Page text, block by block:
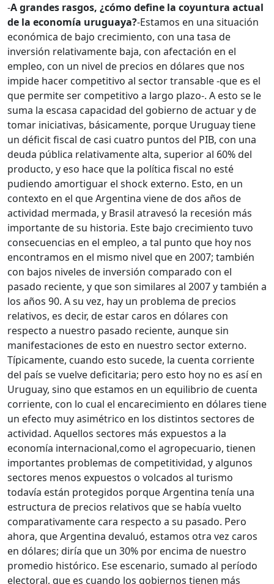
-A grandes rasgos, ¿cómo define la coyuntura actual
de la economía uruguaya?-Estamos en una situación
económica de bajo crecimiento, con una tasa de
inversión relativamente baja, con afectación en el
empleo, con un nivel de precios en dólares que nos
impide hacer competitivo al sector transable -que es el
que permite ser competitivo a largo plazo-. A esto se le
suma la escasa capacidad del gobierno de actuar y de
tomar iniciativas, básicamente, porque Uruguay tiene
un déficit fiscal de casi cuatro puntos del PIB, con una
deuda pública relativamente alta, superior al 60% del
producto, y eso hace que la política fiscal no esté
pudiendo amortiguar el shock externo. Esto, en un
contexto en el que Argentina viene de dos años de
actividad mermada, y Brasil atravesó la recesión más
importante de su historia. Este bajo crecimiento tuvo
consecuencias en el empleo, a tal punto que hoy nos
encontramos en el mismo nivel que en 2007; también
con bajos niveles de inversión comparado con el
pasado reciente, y que son similares al 2007 y también a
los años 90. A su vez, hay un problema de precios
relativos, es decir, de estar caros en dólares con
respecto a nuestro pasado reciente, aunque sin
manifestaciones de esto en nuestro sector externo.
Típicamente, cuando esto sucede, la cuenta corriente
del país se vuelve deficitaria; pero esto hoy no es así en
Uruguay, sino que estamos en un equilibrio de cuenta
corriente, con lo cual el encarecimiento en dólares tiene
un efecto muy asimétrico en los distintos sectores de
actividad. Aquellos sectores más expuestos a la
economía internacional,como el agropecuario, tienen
importantes problemas de competitividad, y algunos
sectores menos expuestos o volcados al turismo
todavía están protegidos porque Argentina tenía una
estructura de precios relativos que se había vuelto
comparativamente cara respecto a su pasado. Pero
ahora, que Argentina devaluó, estamos otra vez caros
en dólares; diría que un 30% por encima de nuestro
promedio histórico. Ese escenario, sumado al período
electoral, que es cuando los gobiernos tienen más